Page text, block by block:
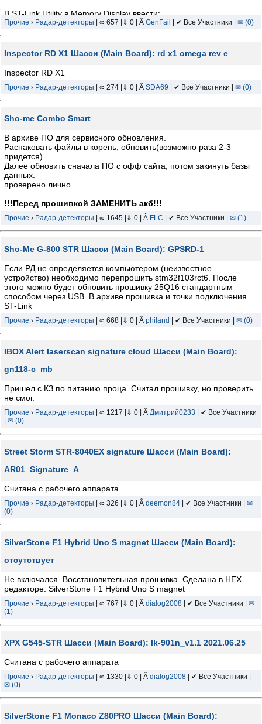
В ST-Link Utility в Memory Display ввести:
Address: 0x08000000
В Target - Option Bytes выставить фьюзы как на приложенном в
архиве скриншоте.
После прошивки STM32 нужно стереть SPI Flash, затем
подключить по USB и обновить официальным приложением.
Прочие › Радар-детекторы | ∞ 657 |⇓ 0 | Â GenFail | ✔ Все Участники | ✉ (0)
Inspector RD X1 Шасси (Main Board): rd x1 omega rev e
Inspector RD X1
Прочие › Радар-детекторы | ∞ 274 |⇓ 0 | Â SDA69 | ✔ Все Участники | ✉ (0)
Sho-me Combo Smart
В архиве ПО для сервисного обновления.
Распаковать файлы в корень, обновить(возможно раза 2-3
придется)
Далее обновить сначала ПО с офф сайта, потом закинуть базы
данных.
проверено лично.
!!!Перед прошивкой ЗАМЕНИТЬ акб!!!
Прочие › Радар-детекторы | ∞ 1645 |⇓ 0 | Â FLC | ✔ Все Участники | ✉ (1)
Sho-Me G-800 STR Шасси (Main Board): GPSRD-1
Если РД не определяется компьютером (неизвестное
устройство) необходимо перепрошить stm32f103rct6. После
этого можно будет обновить прошивку 25Q16 стандартным
способом через USB. В архиве прошивка и точки подключения
ST-Link
Прочие › Радар-детекторы | ∞ 668 |⇓ 0 | Â philand | ✔ Все Участники | ✉ (0)
IBOX Alert laserscan signature cloud Шасси (Main Board):
gn118-с_mb
Пришел с КЗ по питанию проца. Считал прошивку, но проверить
не смог.
Прочие › Радар-детекторы | ∞ 1217 |⇓ 0 | Â Дмитрий0233 | ✔ Все Участники
✉ (0)
Street Storm STR-8040EX signature Шасси (Main Board):
AR01_Signature_A
Считана с рабочего аппарата
Прочие › Радар-детекторы | ∞ 326 |⇓ 0 | Â deemon84 | ✔ Все Участники | ✉
(0)
SilverStone F1 Hybrid Uno S magnet Шасси (Main Board):
отсутствует
Не включался. Восстановительная прошивка. Сделана в HEX
редакторе. SilverStone F1 Hybrid Uno S magnet
Прочие › Радар-детекторы | ∞ 767 |⇓ 0 | Â dialog2008 | ✔ Все Участники | ✉
(1)
XPX G545-STR Шасси (Main Board): lk-901n_v1.1 2021.06.25
Считана с рабочего аппарата
Прочие › Радар-детекторы | ∞ 1330 |⇓ 0 | Â dialog2008 | ✔ Все Участники |
✉ (0)
SilverStone F1 Monaco Z80PRO Шасси (Main Board):